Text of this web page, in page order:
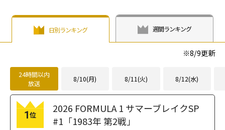
日別ランキング 週間ランキング
※8/9更新
24時間以内
放送
8/10(月) 8/11(火) 8/12(水)
1位
2026 FORMULA 1 サマーブレイクSP
#1「1983年 第2戦」